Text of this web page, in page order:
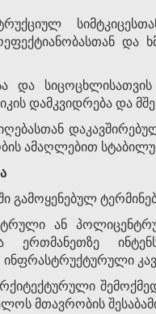
და
და
დამკვიდრება და
ამაღლებით
გამოყენებულ
ან
ერთმანეთზე
ინფრასტრუქტურული
მთავრობის